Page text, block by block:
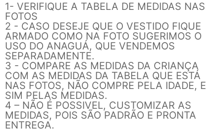
1- VERIFIQUE A TABELA DE MEDIDAS NAS
FOTOS
2 - CASO DESEJE QUE O VESTIDO FIQUE
ARMADO COMO NA FOTO SUGERIMOS O
USO DO ANAGUÁ, QUE VENDEMOS
SEPARADAMENTE.
3 - COMPARE AS MEDIDAS DA CRIANÇA
COM AS MEDIDAS DA TABELA QUE ESTÁ
NAS FOTOS, NÃO COMPRE PELA IDADE, E
SIM PELAS MEDIDAS.
4 – NÃO É POSSIVEL, CUSTOMIZAR AS
MEDIDAS, POIS SÃO PADRÃO E PRONTA
ENTREGA.